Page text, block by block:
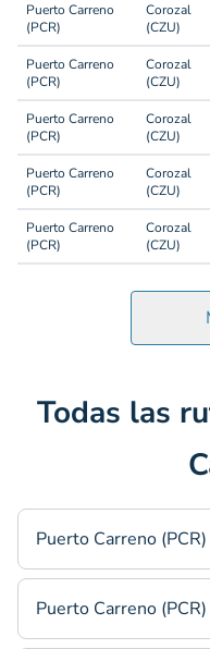
Puerto Carreno
(PCR)
Corozal
(CZU)
Puerto Carreno
(PCR)
Corozal
(CZU)
Puerto Carreno
(PCR)
Corozal
(CZU)
Puerto Carreno
(PCR)
Corozal
(CZU)
Puerto Carreno
(PCR)
Corozal
(CZU)
Todas las
Puerto Carreno
Puerto Carreno